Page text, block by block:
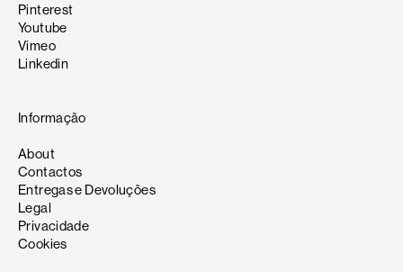
Pinterest
Youtube
Vimeo
Linkedin
Informação
About
Contactos
Entregas e Devoluções
Legal
Privacidade
Cookies